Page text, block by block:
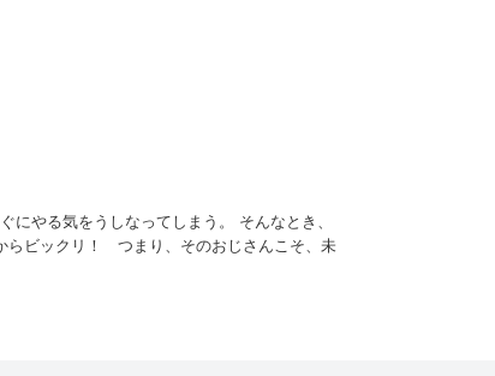
やる気をうしなってしまう。 そんなとき、
らビックリ！ つまり、そのおじさんこそ、未
…!?